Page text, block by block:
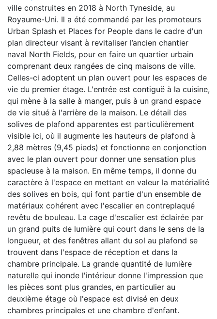
ville construites en 2018 à North Tyneside, au
Royaume-Uni. Il a été commandé par les promoteurs
Urban Splash et Places for People dans le cadre d'un
plan directeur visant à revitaliser l’ancien chantier
naval North Fields, pour en faire un quartier urbain
comprenant deux rangées de cinq maisons de ville.
Celles-ci adoptent un plan ouvert pour les espaces de
vie du premier étage. L'entrée est contiguë à la cuisine,
qui mène à la salle à manger, puis à un grand espace
de vie situé à l'arrière de la maison. Le détail des
solives de plafond apparentes est particulièrement
visible ici, où il augmente les hauteurs de plafond à
2,88 mètres (9,45 pieds) et fonctionne en conjonction
avec le plan ouvert pour donner une sensation plus
spacieuse à la maison. En même temps, il donne du
caractère à l'espace en mettant en valeur la matérialité
des solives en bois, qui font partie d'un ensemble de
matériaux cohérent avec l'escalier en contreplaqué
revêtu de bouleau. La cage d'escalier est éclairée par
un grand puits de lumière qui court dans le sens de la
longueur, et des fenêtres allant du sol au plafond se
trouvent dans l'espace de réception et dans la
chambre principale. La grande quantité de lumière
naturelle qui inonde l'intérieur donne l'impression que
les pièces sont plus grandes, en particulier au
deuxième étage où l'espace est divisé en deux
chambres principales et une chambre d'enfant.